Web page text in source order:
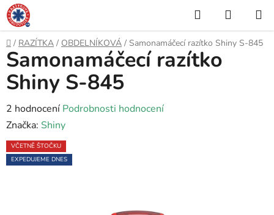
Přejít
na
obsah
Hledat
KOŠÍK
Domů
/ RAZÍTKA / OBDELNÍKOVÁ / Samonamáčecí razítko Shiny S-845
Samonamáčecí razítko
Shiny S-845
Průměrné
hodnocení
produktu
je
2 hodnocení Podrobnosti hodnocení
Značka: Shiny
VČETNĚ ŠTOČKU
EXPEDUJEME DNES